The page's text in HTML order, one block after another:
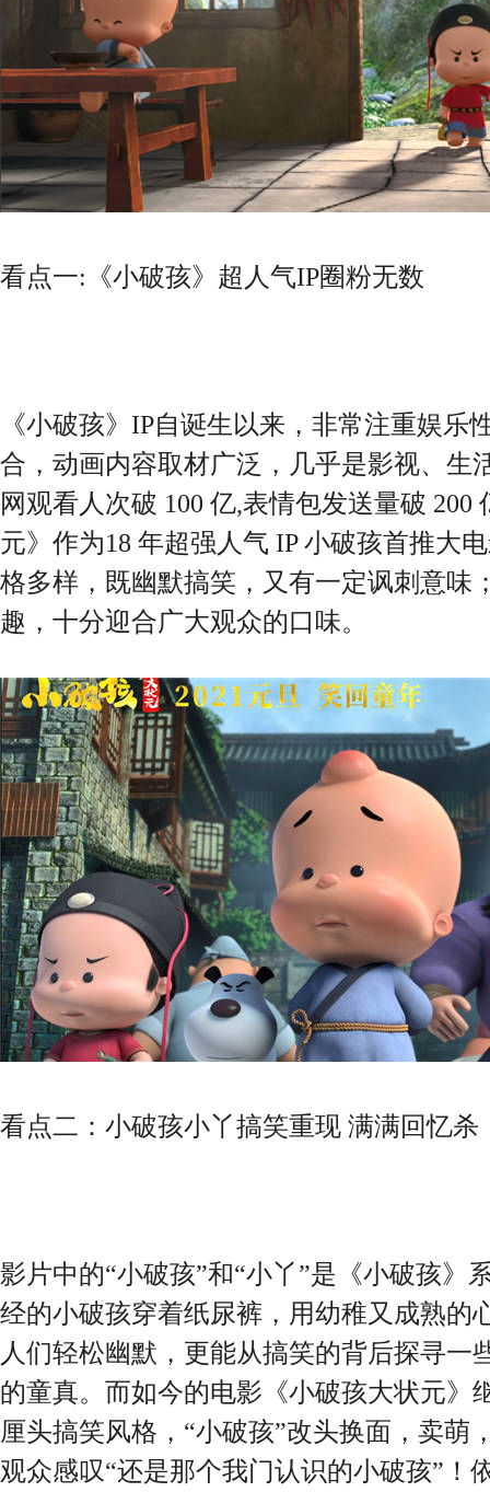
看点一:《小破孩》超人气IP圈粉无数
《小破孩》IP自诞生以来，非常注重娱乐
合，动画内容取材广泛，几乎是影视、生
网观看人次破 100 亿,表情包发送量破 200
元》作为18 年超强人气 IP 小破孩首推大
格多样，既幽默搞笑，又有一定讽刺意味
趣，十分迎合广大观众的口味。
看点二：小破孩小丫搞笑重现 满满回忆杀
影片中的“小破孩”和“小丫”是《小破孩》
经的小破孩穿着纸尿裤，用幼稚又成熟的
人们轻松幽默，更能从搞笑的背后探寻一
的童真。而如今的电影《小破孩大状元》
厘头搞笑风格，“小破孩”改头换面，卖萌
观众感叹“还是那个我门认识的小破孩”！